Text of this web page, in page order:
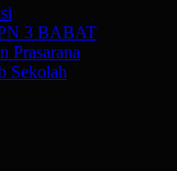
3 BABAT
Prasarana
Sekolah